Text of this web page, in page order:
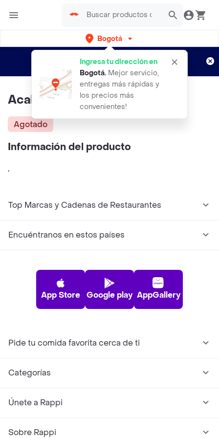
Bogotá
Ingresa tu dirección en
Bogotá. Mejor servicio,
entregas más rápidas y
los precios más
convenientes!
envíos gratis por semanas
Aplican TyC
Acalma Cats Recarga X 48 Ml
Agotado
Información del producto
,
Top Marcas y Cadenas de Restaurantes
Encuéntranos en estos países
App Store Google play AppGallery
Pide tu comida favorita cerca de ti
Categorías
Únete a Rappi
Sobre Rappi